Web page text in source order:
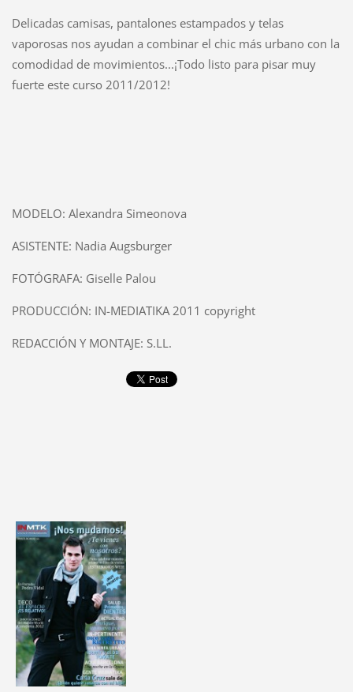
Delicadas camisas, pantalones estampados y telas
vaporosas nos ayudan a combinar el chic más urbano con la
comodidad de movimientos...¡Todo listo para pisar muy
fuerte este curso 2011/2012!
MODELO: Alexandra Simeonova
ASISTENTE: Nadia Augsburger
FOTÓGRAFA: Giselle Palou
PRODUCCIÓN: IN-MEDIATIKA 2011 copyright
REDACCIÓN Y MONTAJE: S.LL.